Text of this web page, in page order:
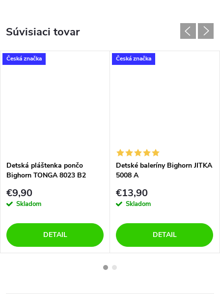
Súvisiaci tovar
Česká značka
Detská pláštenka pončo
Bighorn TONGA 8023 B2
€9,90
Skladom
DETAIL
Česká značka
Detské baleríny Bighorn JITKA
5008 A
€13,90
Skladom
DETAIL